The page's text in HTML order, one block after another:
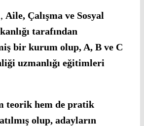
Aile, Çalışma ve Sosyal
tarafından
bir kurum olup, A, B ve C
uzmanlığı eğitimleri
teorik hem de pratik
olup, adayların